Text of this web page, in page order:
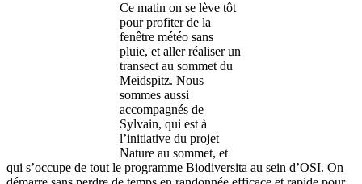
Ce matin on se lève tôt
pour profiter de la
fenêtre météo sans
pluie, et aller réaliser un
transect au sommet du
Meidspitz. Nous
sommes aussi
accompagnés de
Sylvain, qui est à
l’initiative du projet
Nature au sommet, et
qui s’occupe de tout le programme Biodiversita au sein d’OSI. On